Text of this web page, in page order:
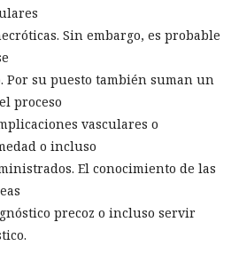
Sin embargo, es probable
su puesto también suman un
proceso
vasculares o
o incluso
El conocimiento de las
precoz o incluso servir